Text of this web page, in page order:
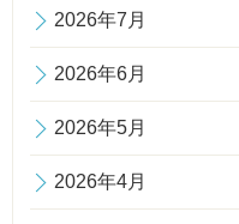
2026年7月
2026年6月
2026年5月
2026年4月